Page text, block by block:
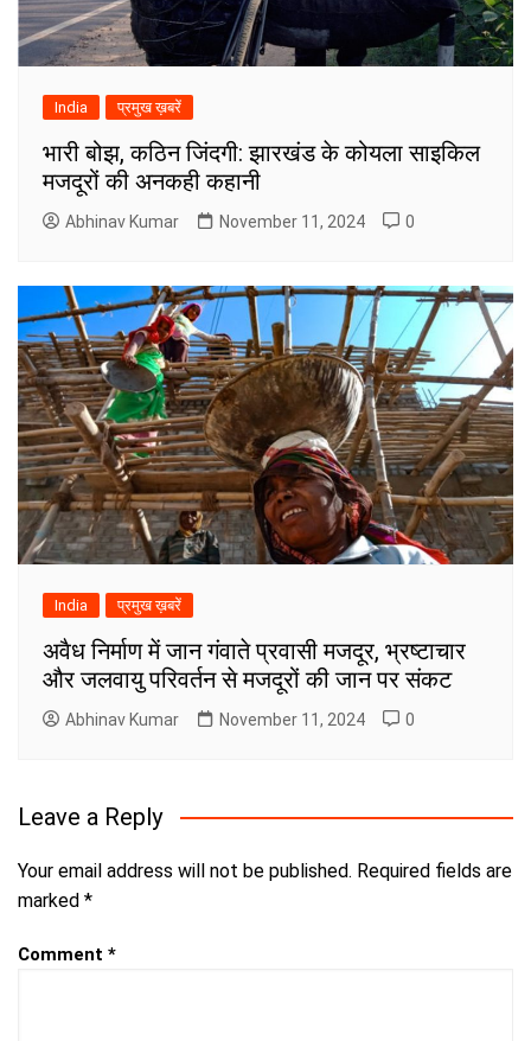
India प्रमुख ख़बरें
भारी बोझ, कठिन जिंदगी: झारखंड के कोयला साइकिल
मजदूरों की अनकही कहानी
Abhinav Kumar November 11, 2024 0
India प्रमुख ख़बरें
अवैध निर्माण में जान गंवाते प्रवासी मजदूर, भ्रष्टाचार
और जलवायु परिवर्तन से मजदूरों की जान पर संकट
Abhinav Kumar November 11, 2024 0
Leave a Reply
Your email address will not be published. Required fields are
marked *
Comment *